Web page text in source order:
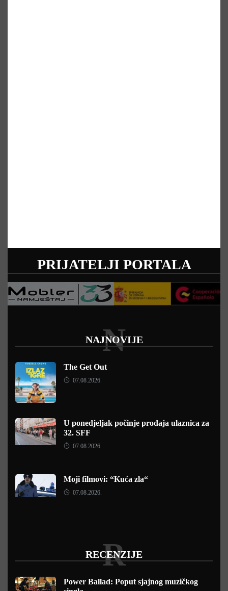
PRIJATELJI PORTALA
NAJNOVIJE
N
The Get Out
07.08.2026.
U ponedjeljak počinje prodaja ulaznica za
32. SFF
07.08.2026.
Moji filmovi: “Kuća zla“
07.08.2026.
RECENZIJE
R
Power Ballad: Poput sjajnog muzičkog